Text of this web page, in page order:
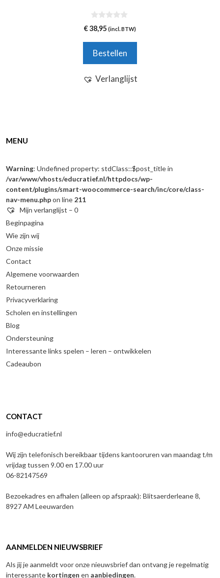
0
v
5
€38,95 (incl. BTW)
Bestellen
Verlanglijst
MENU
Warning: Undefined property: stdClass::$post_title in
/var/www/vhosts/educratief.nl/httpdocs/wp-
content/plugins/smart-woocommerce-search/inc/core/class-
nav-menu.phpon line 211
Mijn verlanglijst – 0
Beginpagina
Wie zijn wij
Onze missie
Contact
Algemene voorwaarden
Retourneren
Privacyverklaring
Scholen en instellingen
Blog
Ondersteuning
Interessante links spelen – leren – ontwikkelen
Cadeaubon
CONTACT
info@educratief.nl
Wij zijn telefonisch bereikbaar tijdens kantooruren van maandag t/m
vrijdag tussen 9.00 en 17.00 uur
06-82147569
Bezoekadres en afhalen (alleen op afspraak): Blitsaerderleane 8,
8927 AM Leeuwarden
AANMELDEN NIEUWSBRIEF
Als jij je aanmeldt voor onze nieuwsbrief dan ontvang je regelmatig
interessante kortingen en aanbiedingen.